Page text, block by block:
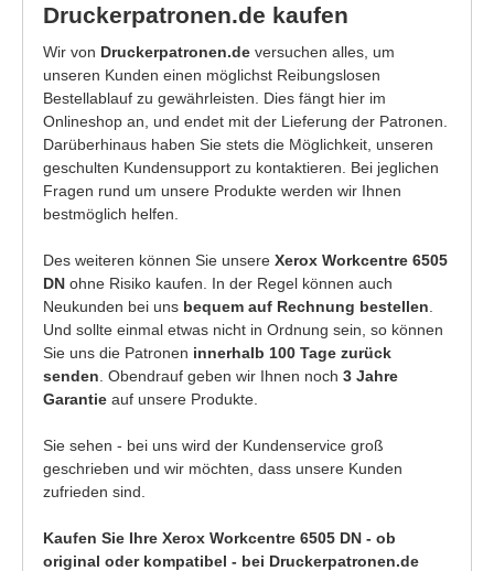
Druckerpatronen.de kaufen
Wir von Druckerpatronen.de versuchen alles, um
unseren Kunden einen möglichst Reibungslosen
Bestellablauf zu gewährleisten. Dies fängt hier im
Onlineshop an, und endet mit der Lieferung der Patronen.
Darüberhinaus haben Sie stets die Möglichkeit, unseren
geschulten Kundensupport zu kontaktieren. Bei jeglichen
Fragen rund um unsere Produkte werden wir Ihnen
bestmöglich helfen.
Des weiteren können Sie unsere Xerox Workcentre 6505
DN ohne Risiko kaufen. In der Regel können auch
Neukunden bei uns bequem auf Rechnung bestellen
Und sollte einmal etwas nicht in Ordnung sein, so können
Sie uns die Patronen innerhalb 100 Tage zurück
senden . Obendrauf geben wir Ihnen noch 3 Jahre
Garantie auf unsere Produkte.
Sie sehen - bei uns wird der Kundenservice groß
geschrieben und wir möchten, dass unsere Kunden
zufrieden sind.
Kaufen Sie Ihre Xerox Workcentre 6505 DN - ob
original oder kompatibel - bei Druckerpatronen.de